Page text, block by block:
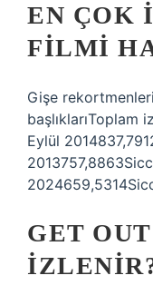
EN ÇOK
FILMI
Gişe
başlıklarıToplam
Eylül
GET